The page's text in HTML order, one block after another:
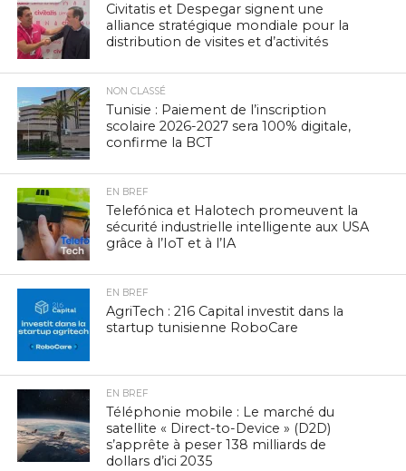
Civitatis et Despegar signent une
alliance stratégique mondiale pour la
distribution de visites et d’activités
NON CLASSÉ
Tunisie : Paiement de l’inscription
scolaire 2026-2027 sera 100% digitale,
confirme la BCT
EN BREF
Telefónica et Halotech promeuvent la
sécurité industrielle intelligente aux USA
grâce à l’IoT et à l’IA
EN BREF
AgriTech : 216 Capital investit dans la
startup tunisienne RoboCare
EN BREF
Téléphonie mobile : Le marché du
satellite « Direct-to-Device » (D2D)
s’apprête à peser 138 milliards de
dollars d’ici 2035